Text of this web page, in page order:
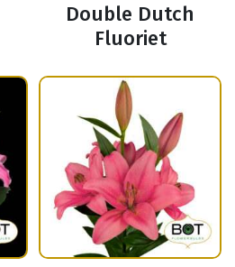
Double Dutch
Fluoriet